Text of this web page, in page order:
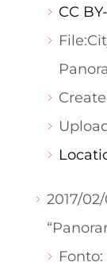
CC
File:
2017/